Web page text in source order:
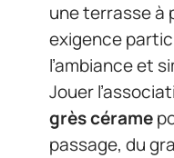
une terrasse à
exigence
l’ambiance et
Jouer
grès cérame
passage, du